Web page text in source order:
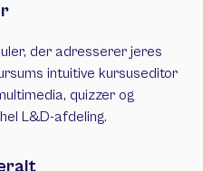
der adresserer jeres
intuitive kursuseditor
quizzer og
L&D-afdeling.